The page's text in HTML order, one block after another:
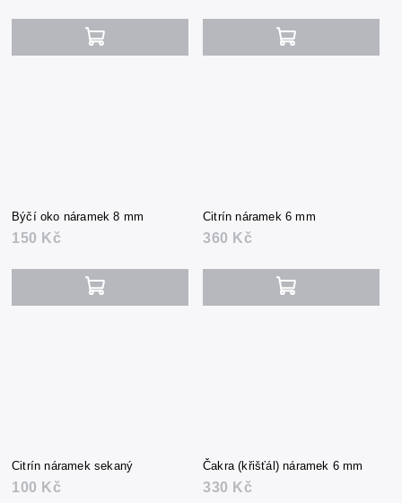
Býčí oko náramek 8 mm
150 Kč
Citrín náramek 6 mm
360 Kč
Citrín náramek sekaný
100 Kč
Čakra (křišťál) náramek 6 mm
330 Kč